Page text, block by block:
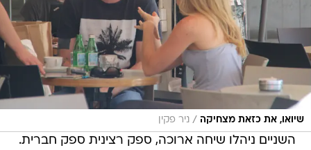
שיואו, את כזאת מצחיקה / ניר פקין
השניים ניהלו שיחה ארוכה, ספק רצינית ספק חברית.